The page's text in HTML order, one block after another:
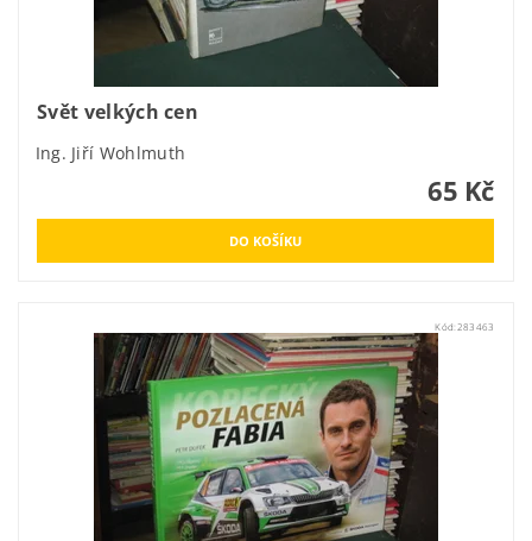
Svět velkých cen
Ing. Jiří Wohlmuth
65 Kč
Kód: 283463